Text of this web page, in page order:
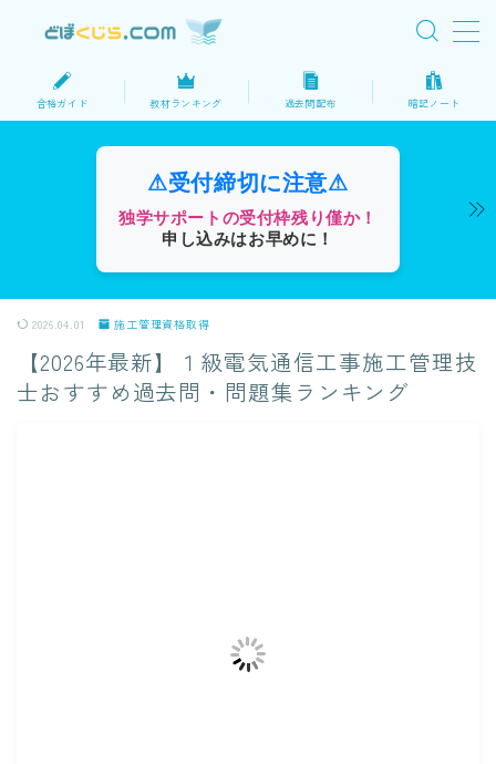
MENU
サイトマップ
プロフィール
合格ガイド 教材ランキング 過去問配布 暗記ノート
⚠受付締切に注意⚠
独学サポートの受付枠残り僅か！
申し込みはお早めに！
2026.04.01 施工管理資格取得
【2026年最新】１級電気通信工事施工管理技
士おすすめ過去問・問題集ランキング